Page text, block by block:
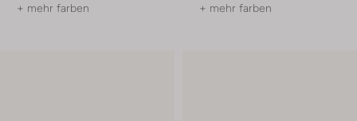
+ mehr farben + mehr farben